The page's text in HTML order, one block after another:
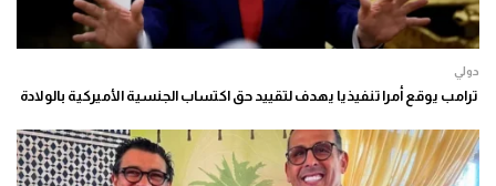
دولي
ترامب يوقع أمرا تنفيذيا يهدف لتقييد حق اكتساب الجنسية الأميركية بالولادة